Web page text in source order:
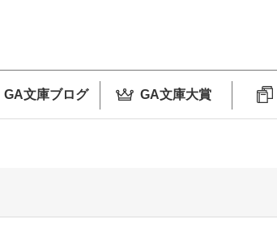
GA文庫ブログ GA文庫大賞